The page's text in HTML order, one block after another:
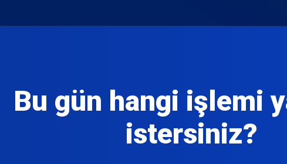
Bu gün hangi işlemi
istersiniz?